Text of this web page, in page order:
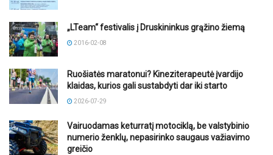
„LTeam“ festivalis į Druskininkus grąžino žiemą
2016-02-08
Ruošiatės maratonui? Kineziterapeutė įvardijo
klaidas, kurios gali sustabdyti dar iki starto
2026-07-29
Vairuodamas keturratį motociklą, be valstybinio
numerio ženklų, nepasirinko saugaus važiavimo
greičio